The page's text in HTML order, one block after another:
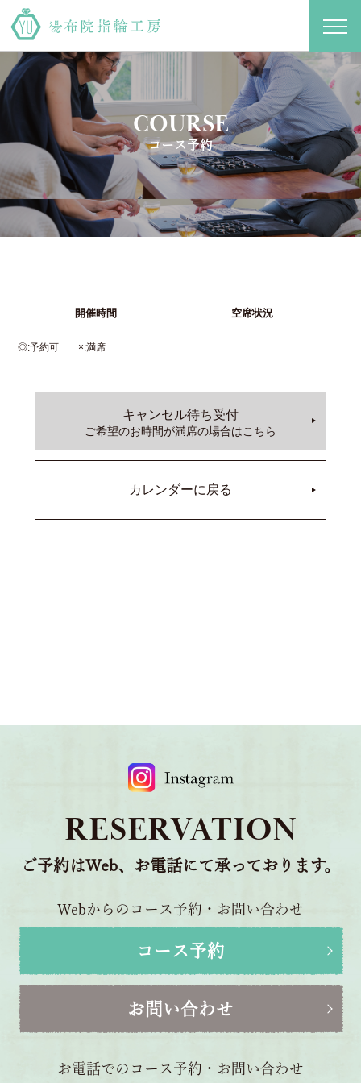
COURSE
コース予約
開催時間 空席状況
◎ 予約可 × 満席
キャンセル待ち受付
ご希望のお時間が満席の場合はこちら
カレンダーに戻る
RESERVATION
ご予約はWeb、お電話にて承っております。
Webからのコース予約・お問い合わせ
コース予約
お問い合わせ
お電話でのコース予約・お問い合わせ